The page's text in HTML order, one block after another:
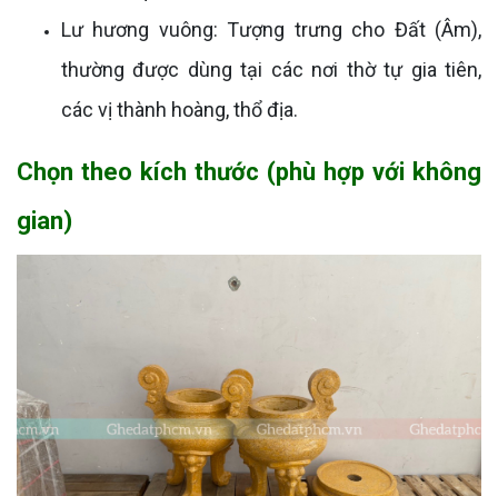
Lư hương vuông: Tượng trưng cho Đất (Âm),
thường được dùng tại các nơi thờ tự gia tiên,
các vị thành hoàng, thổ địa.
Chọn theo kích thước (phù hợp với không
gian)